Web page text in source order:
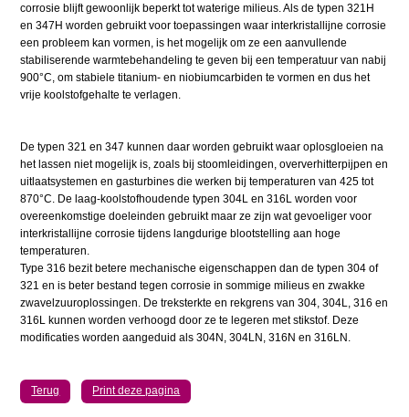
corrosie blijft gewoonlijk beperkt tot waterige milieus. Als de typen 321H
en 347H worden gebruikt voor toepassingen waar interkristallijne corrosie
een probleem kan vormen, is het mogelijk om ze een aanvullende
stabiliserende warmtebehandeling te geven bij een temperatuur van nabij
900°C, om stabiele titanium- en niobiumcarbiden te vormen en dus het
vrije koolstofgehalte te verlagen.
De typen 321 en 347 kunnen daar worden gebruikt waar oplosgloeien na
het lassen niet mogelijk is, zoals bij stoomleidingen, oververhitterpijpen en
uitlaatsystemen en gasturbines die werken bij temperaturen van 425 tot
870°C. De laag-koolstofhoudende typen 304L en 316L worden voor
overeenkomstige doeleinden gebruikt maar ze zijn wat gevoeliger voor
interkristallijne corrosie tijdens langdurige blootstelling aan hoge
temperaturen.
Type 316 bezit betere mechanische eigenschappen dan de typen 304 of
321 en is beter bestand tegen corrosie in sommige milieus en zwakke
zwavelzuuroplossingen. De treksterkte en rekgrens van 304, 304L, 316 en
316L kunnen worden verhoogd door ze te legeren met stikstof. Deze
modificaties worden aangeduid als 304N, 304LN, 316N en 316LN.
Terug Print deze pagina